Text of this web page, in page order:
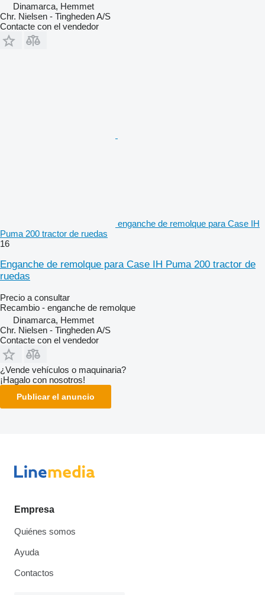
Dinamarca, Hemmet
Chr. Nielsen - Tingheden A/S
Contacte con el vendedor
enganche de remolque para Case IH
Puma 200 tractor de ruedas
16
Enganche de remolque para Case IH Puma 200 tractor de
ruedas
Precio a consultar
Recambio - enganche de remolque
Dinamarca, Hemmet
Chr. Nielsen - Tingheden A/S
Contacte con el vendedor
¿Vende vehículos o maquinaria?
¡Hagalo con nosotros!
Publicar el anuncio
Empresa
Quiénes somos
Ayuda
Contactos